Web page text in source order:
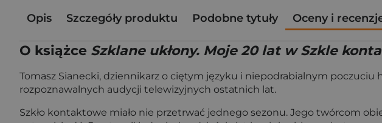
Opis Szczegóły produktu Podobne tytuły Oceny i
O książce Szklane ukłony. Moje 20 lat w Szkle
Tomasz Sianecki, dziennikarz o ciętym języku i niepodrabialnym
rozpoznawalnych audycji telewizyjnych ostatnich lat.
Szkło kontaktowe miało nie przetrwać jednego sezonu. Jego twórcom